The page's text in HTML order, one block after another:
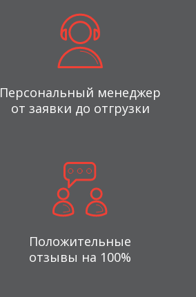
Персональный менеджер
от заявки до отгрузки
Положительные
отзывы на 100%